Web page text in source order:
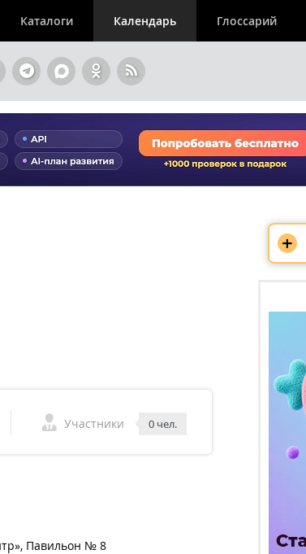
Каталоги Календарь Глоссарий
Участники 0 чел.
Павильон № 8
+